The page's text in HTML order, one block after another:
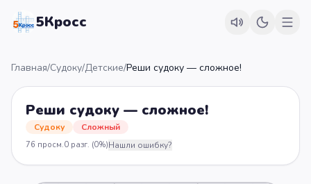
5Кросс
Главная/Судоку/Детские/Реши судоку — сложное!
Реши судоку — сложное!
Судоку Сложный
76 просм.0 разг. (0%)Нашли ошибку?